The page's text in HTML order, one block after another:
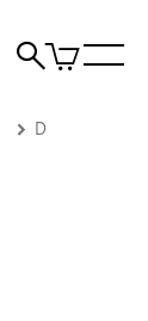
Suche
Artikel
im
D